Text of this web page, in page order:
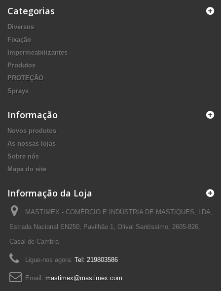
Categorias
Diversos
Fixação
Impermeabilizantes
Produtos
PROTEÇÃO
Sprays
Informação
Novos produtos
As nossas lojas
Sobre nós
Mapa do site
Informação da Loja
MASTIMEX - COMÉRCIO E INDÚSTRIA DE MASTIQUES, LDA,
Estrada Nacional EN250, Pavilhão 1, Olival Santíssimo, 2605-826,
Casal de Cambra
Ligue-nos agora: Tel: 219803586
Email: mastimex@mastimex.com